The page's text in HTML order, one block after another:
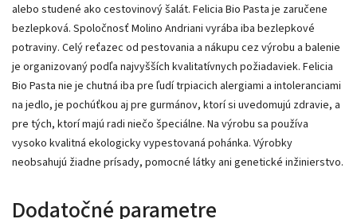
alebo studené ako cestovinový šalát. Felicia Bio Pasta je zaručene
bezlepková. Spoločnosť Molino Andriani vyrába iba bezlepkové
potraviny. Celý reťazec od pestovania a nákupu cez výrobu a balenie
je organizovaný podľa najvyšších kvalitatívnych požiadaviek. Felicia
Bio Pasta nie je chutná iba pre ľudí trpiacich alergiami a intoleranciami
na jedlo, je pochúťkou aj pre gurmánov, ktorí si uvedomujú zdravie, a
pre tých, ktorí majú radi niečo špeciálne. Na výrobu sa používa
vysoko kvalitná ekologicky vypestovaná pohánka. Výrobky
neobsahujú žiadne prísady, pomocné látky ani genetické inžinierstvo.
Dodatočné parametre